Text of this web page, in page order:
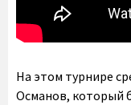
На этом турнире
Османов, который